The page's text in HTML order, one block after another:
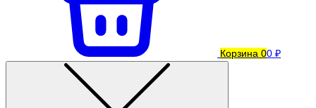
Корзина 00 ₽